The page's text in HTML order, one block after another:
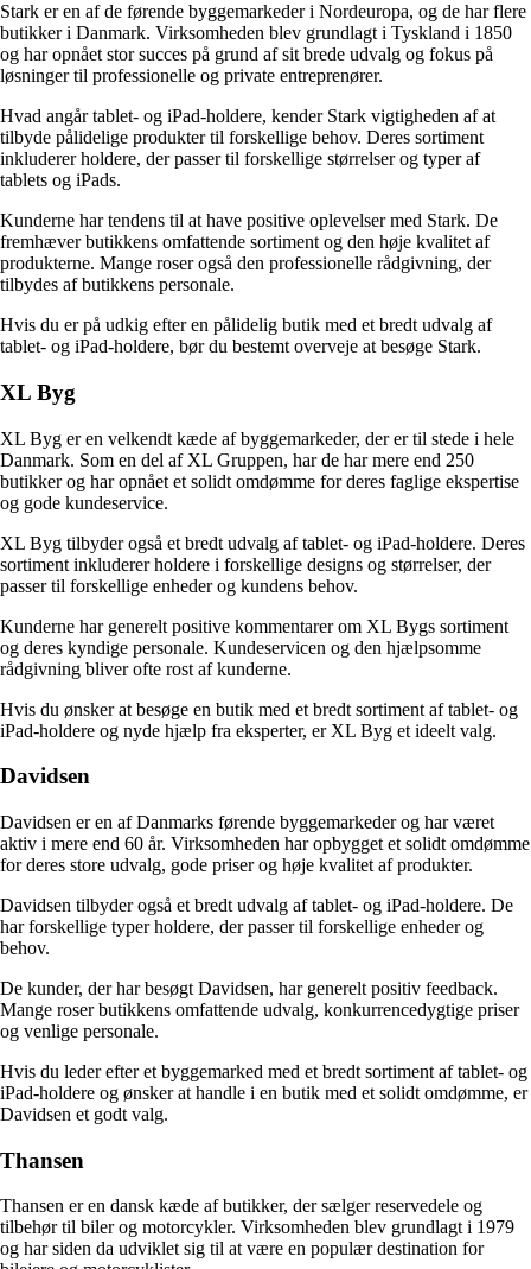
Stark er en af ​​de førende byggemarkeder i Nordeuropa, og de har flere
butikker i Danmark. Virksomheden blev grundlagt i Tyskland i 1850
og har opnået stor succes på grund af sit brede udvalg og fokus på
løsninger til professionelle og private entreprenører.
Hvad angår tablet- og iPad-holdere, kender Stark vigtigheden af ​​at
tilbyde pålidelige produkter til forskellige behov. Deres sortiment
inkluderer holdere, der passer til forskellige størrelser og typer af
tablets og iPads.
Kunderne har tendens til at have positive oplevelser med Stark. De
fremhæver butikkens omfattende sortiment og den høje kvalitet af
produkterne. Mange roser også den professionelle rådgivning, der
tilbydes af butikkens personale.
Hvis du er på udkig efter en pålidelig butik med et bredt udvalg af
tablet- og iPad-holdere, bør du bestemt overveje at besøge Stark.
XL Byg
XL Byg er en velkendt kæde af byggemarkeder, der er til stede i hele
Danmark. Som en del af XL Gruppen, har de har mere end 250
butikker og har opnået et solidt omdømme for deres faglige ekspertise
og gode kundeservice.
XL Byg tilbyder også et bredt udvalg af tablet- og iPad-holdere. Deres
sortiment inkluderer holdere i forskellige designs og størrelser, der
passer til forskellige enheder og kundens behov.
Kunderne har generelt positive kommentarer om XL Bygs sortiment
og deres kyndige personale. Kundeservicen og den hjælpsomme
rådgivning bliver ofte rost af kunderne.
Hvis du ønsker at besøge en butik med et bredt sortiment af tablet- og
iPad-holdere og nyde hjælp fra eksperter, er XL Byg et ideelt valg.
Davidsen
Davidsen er en af ​​Danmarks førende byggemarkeder og har været
aktiv i mere end 60 år. Virksomheden har opbygget et solidt omdømme
for deres store udvalg, gode priser og høje kvalitet af produkter.
Davidsen tilbyder også et bredt udvalg af tablet- og iPad-holdere. De
har forskellige typer holdere, der passer til forskellige enheder og
behov.
De kunder, der har besøgt Davidsen, har generelt positiv feedback.
Mange roser butikkens omfattende udvalg, konkurrencedygtige priser
og venlige personale.
Hvis du leder efter et byggemarked med et bredt sortiment af tablet- og
iPad-holdere og ønsker at handle i en butik med et solidt omdømme, er
Davidsen et godt valg.
Thansen
Thansen er en dansk kæde af butikker, der sælger reservedele og
tilbehør til biler og motorcykler. Virksomheden blev grundlagt i 1979
og har siden da udviklet sig til at være en populær destination for